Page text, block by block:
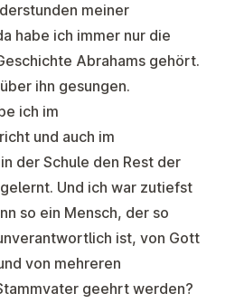
meiner
habe ich immer nur die
Abrahams gehört.
ihn gesungen.
ich im
und auch im
der Schule den Rest der
Und ich war zutiefst
so ein Mensch, der so
ist, von Gott
von mehreren
geehrt werden?